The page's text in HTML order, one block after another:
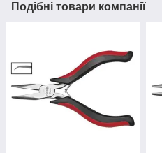
Подібні товари компанії